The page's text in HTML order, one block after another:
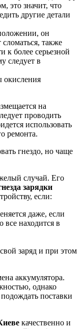
это значит, что
другие детали
он
также
к более серьезной
следует в
окисления
на
проводить
использовать
ремонта.
гнездо, но чаще
случай. Его
зарядки
если:
даже, если
все находится в
заряд и при этом
аккумулятора.
однако
поставки
качественно и